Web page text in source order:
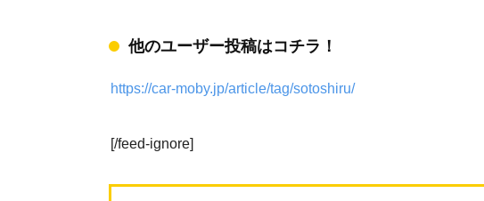
他のユーザー投稿はコチラ！
https://car-moby.jp/article/tag/sotoshiru/
[/feed-ignore]